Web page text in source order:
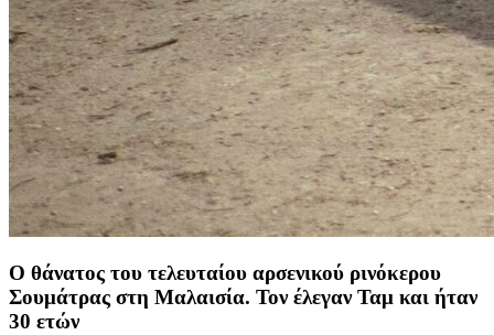
Ο θάνατος του τελευταίου αρσενικού ρινόκερου
Σουμάτρας στη Μαλαισία. Τον έλεγαν Ταμ και ήταν
30 ετών